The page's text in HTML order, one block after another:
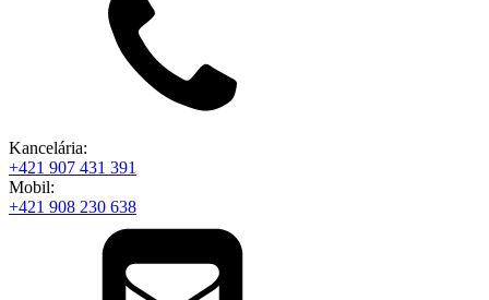
Kancelária:
+421 907 431 391
Mobil:
+421 908 230 638